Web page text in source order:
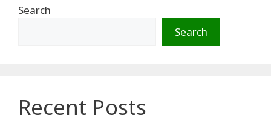
Search
Search
Recent Posts